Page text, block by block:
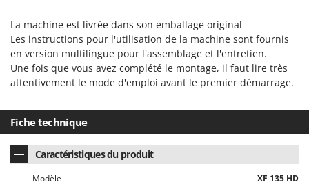
La machine est livrée dans son emballage original
Les instructions pour l'utilisation de la machine sont fournis
en version multilingue pour l'assemblage et l'entretien.
Une fois que vous avez complété le montage, il faut lire très
attentivement le mode d'emploi avant le premier démarrage.
Fiche technique
Caractéristiques du produit
Modèle XF 135 HD